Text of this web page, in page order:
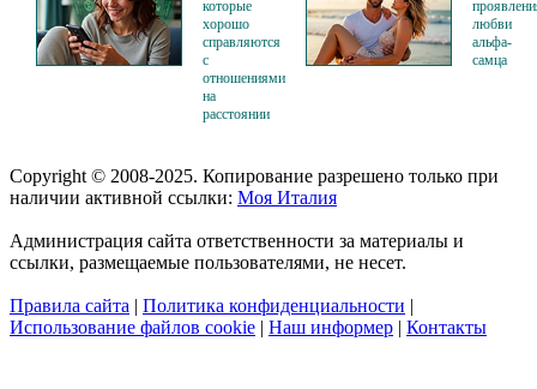
которые
хорошо
справляются
с
отношениями
на
расстоянии
любви
альфа-
самца
Copyright © 2008-2025. Копирование разрешено только при
наличии активной ссылки: Моя Италия
Администрация сайта ответственности за материалы и
ссылки, размещаемые пользователями, не несет.
Правила сайта | Политика конфиденциальности |
Использование файлов cookie | Наш информер | Контакты